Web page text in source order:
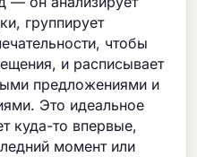
группирует
чтобы
и расписывает
предложениями и
Это идеальное
куда-то впервые,
момент или